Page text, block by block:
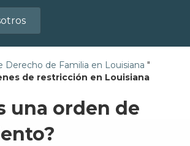
Derecho de Familia en Louisiana "
de restricción en Louisiana
una orden de